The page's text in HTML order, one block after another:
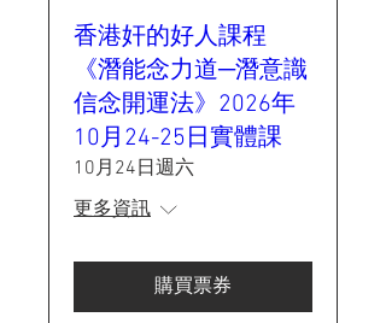
香港奸的好人課程
《潛能念力道─潛意識
信念開運法》2026年
10月24-25日實體課
10月24日週六
更多資訊
購買票券